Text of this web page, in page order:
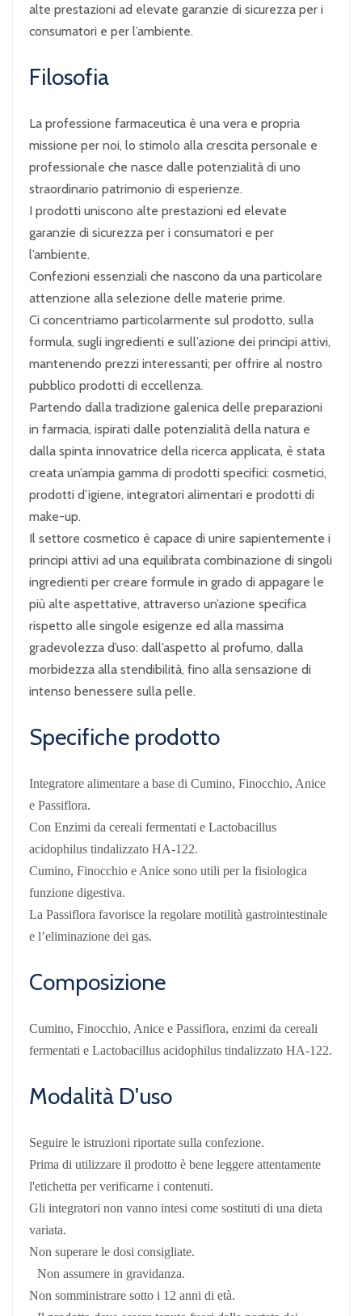
alte prestazioni ad elevate garanzie di sicurezza per i
consumatori e per l’ambiente.
Filosofia
La professione farmaceutica è una vera e propria
missione per noi, lo stimolo alla crescita personale e
professionale che nasce dalle potenzialità di uno
straordinario patrimonio di esperienze.
I prodotti uniscono alte prestazioni ed elevate
garanzie di sicurezza per i consumatori e per
l’ambiente.
Confezioni essenziali che nascono da una particolare
attenzione alla selezione delle materie prime.
Ci concentriamo particolarmente sul prodotto, sulla
formula, sugli ingredienti e sull’azione dei principi attivi,
mantenendo prezzi interessanti; per offrire al nostro
pubblico prodotti di eccellenza.
Partendo dalla tradizione galenica delle preparazioni
in farmacia, ispirati dalle potenzialità della natura e
dalla spinta innovatrice della ricerca applicata, è stata
creata un’ampia gamma di prodotti specifici: cosmetici,
prodotti d’igiene, integratori alimentari e prodotti di
make-up.
Il settore cosmetico è capace di unire sapientemente i
principi attivi ad una equilibrata combinazione di singoli
ingredienti per creare formule in grado di appagare le
più alte aspettative, attraverso un’azione specifica
rispetto alle singole esigenze ed alla massima
gradevolezza d’uso: dall’aspetto al profumo, dalla
morbidezza alla stendibilità, fino alla sensazione di
intenso benessere sulla pelle.
Specifiche prodotto
Integratore alimentare a base di Cumino, Finocchio, Anice
e Passiflora.
Con Enzimi da cereali fermentati e Lactobacillus
acidophilus tindalizzato HA-122.
Cumino, Finocchio e Anice sono utili per la fisiologica
funzione digestiva.
La Passiflora favorisce la regolare motilità gastrointestinale
e l’eliminazione dei gas.
Composizione
Cumino, Finocchio, Anice e Passiflora, enzimi da cereali
fermentati e Lactobacillus acidophilus tindalizzato HA-122.
Modalità D'uso
Seguire le istruzioni riportate sulla confezione.
Prima di utilizzare il prodotto è bene leggere attentamente
l'etichetta per verificarne i contenuti.
Gli integratori non vanno intesi come sostituti di una dieta
variata.
Non superare le dosi consigliate.
Non assumere in gravidanza.
Non somministrare sotto i 12 anni di età.